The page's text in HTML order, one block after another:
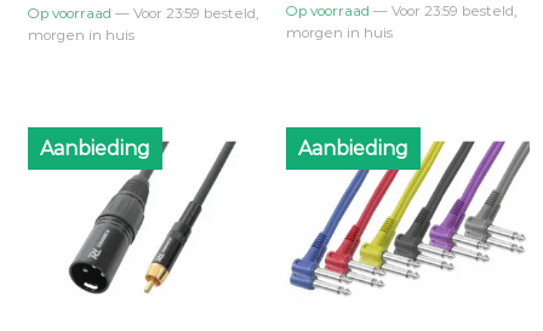
Op voorraad — Voor 23:59 besteld,
morgen in huis
Op voorraad — Voor 23:59 besteld,
morgen in huis
Aanbieding Aanbieding